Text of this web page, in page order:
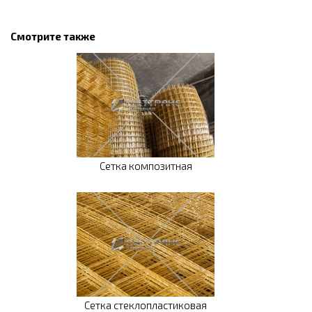
Смотрите также
Сетка композитная
Сетка стеклопластиковая